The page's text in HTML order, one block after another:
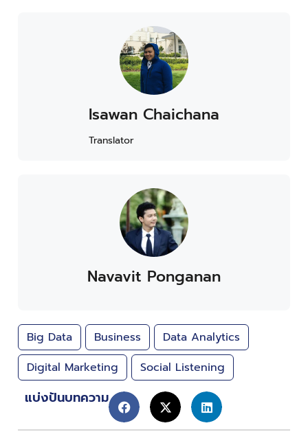
Isawan Chaichana
Translator
Navavit Ponganan
Big Data Business
Data Analytics
Digital Marketing
Social Listening
แบ่งปันบทความ